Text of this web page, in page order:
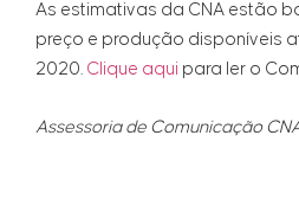
As estimativas da CNA estão
preço e produção disponíveis
2020. Clique aqui para ler o
Assessoria de Comunicação